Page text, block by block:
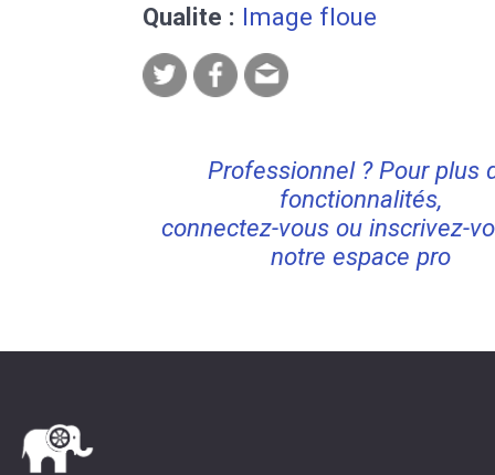
Qualite : Image floue
Professionnel ? Pour plus
fonctionnalités,
connectez-vous ou inscrivez-
notre espace pro